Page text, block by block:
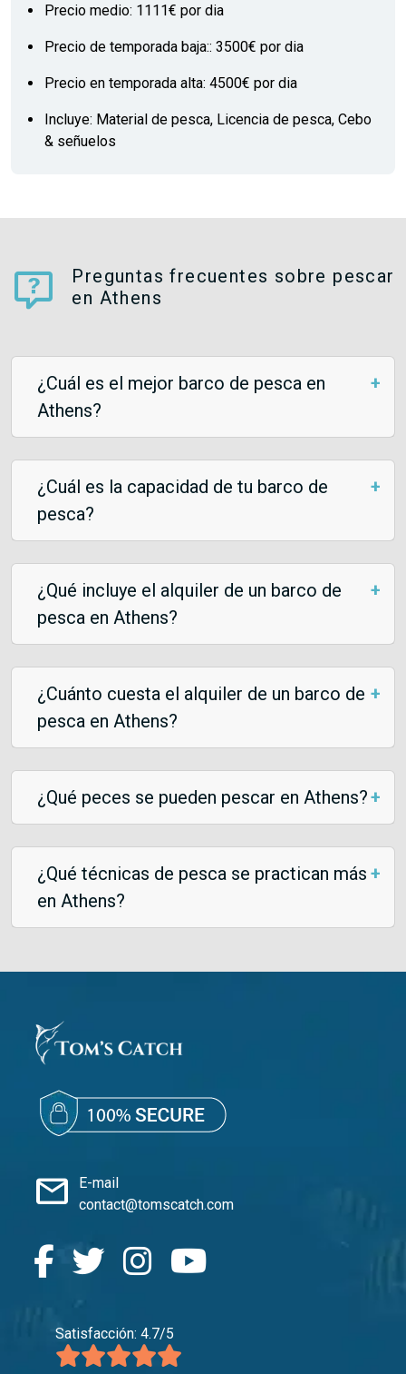
Precio medio: 1111€ por dia
Precio de temporada baja:: 3500€ por dia
Precio en temporada alta: 4500€ por dia
Incluye: Material de pesca, Licencia de pesca, Cebo
& señuelos
Preguntas frecuentes sobre pescar
en Athens
¿Cuál es el mejor barco de pesca en
Athens?
¿Cuál es la capacidad de tu barco de
pesca?
¿Qué incluye el alquiler de un barco de
pesca en Athens?
¿Cuánto cuesta el alquiler de un barco de
pesca en Athens?
¿Qué peces se pueden pescar en Athens?
¿Qué técnicas de pesca se practican más
en Athens?
mail
E-mail
contact@tomscatch.com
Satisfacción: 4.7/5